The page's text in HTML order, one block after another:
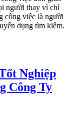
người thay vì chỉ
công việc là người
dụng tìm kiếm.
Nghiệp
Công Ty